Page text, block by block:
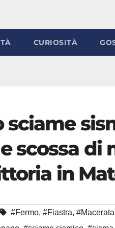
CURIOSITÀ
sciame
scossa di
in
#Fermo, #Fiastra, #Macerata